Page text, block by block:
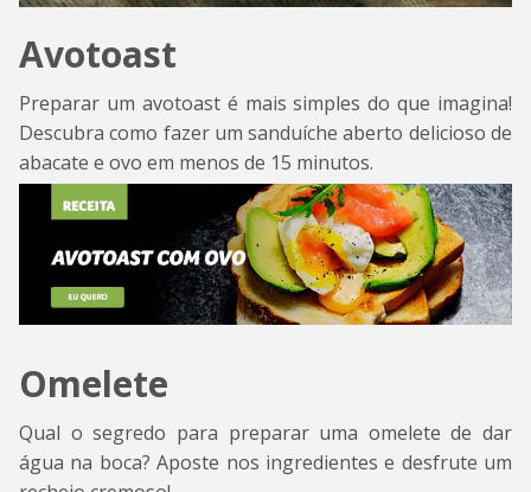
Avotoast
Preparar um avotoast é mais simples do que imagina!
Descubra como fazer um sanduíche aberto delicioso de
abacate e ovo em menos de 15 minutos.
Omelete
Qual o segredo para preparar uma omelete de dar
água na boca? Aposte nos ingredientes e desfrute um